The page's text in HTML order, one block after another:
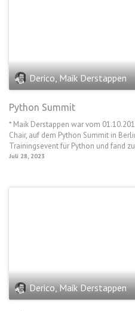
Derico, Maik Derstappen
Python Summit
* Maik Derstappen war vom
Chair, auf dem Python Summit in
Trainingsevent für Python und fand
Juli 28, 2023
Derico, Maik Derstappen